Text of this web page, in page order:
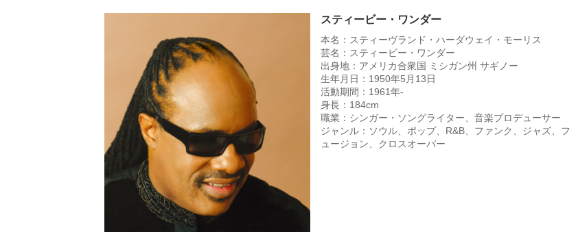
スティービー・ワンダー
本名：スティーヴランド・ハーダウェイ・​モーリス
芸名：スティービー・ワンダー
出身地：アメリカ合衆国 ミシガン州 サギノー
生年月日：1950年5月13日
活動期間：1961年-
身長：184cm
職業：シンガー・ソングライター、音楽プロデューサー
ジャンル：ソウル、ポップ、R&B、ファンク、ジャズ、フ
ュージョン、クロスオーバー